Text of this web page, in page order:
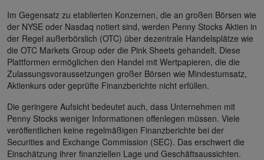
Im Gegensatz zu etablierten Konzernen, die an großen Börsen wie
der NYSE oder Nasdaq notiert sind, werden Penny Stocks Aktien in
der Regel außerbörslich (OTC) über dezentrale Handelsplätze wie
die OTC Markets Group oder die Pink Sheets gehandelt. Diese
Plattformen ermöglichen den Handel mit Wertpapieren, die die
Zulassungsvoraussetzungen großer Börsen wie Mindestumsatz,
Aktienkurs oder geprüfte Finanzberichte nicht erfüllen.
Die geringere Aufsicht bedeutet auch, dass Unternehmen mit
Penny Stocks weniger Informationen offenlegen müssen. Viele
veröffentlichen keine regelmäßigen Finanzberichte bei der
Securities and Exchange Commission (SEC). Das erschwert die
Einschätzung ihrer finanziellen Lage und Geschäftsaussichten.